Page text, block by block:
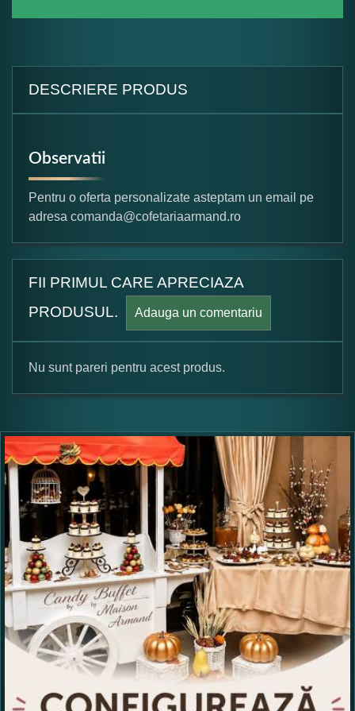
DESCRIERE PRODUS
Observatii
Pentru o oferta personalizate asteptam un email pe
adresa comanda@cofetariaarmand.ro
FII PRIMUL CARE APRECIAZA
PRODUSUL.
Adauga un comentariu
Formular pareri client
Numele dumneavoastra:
Adaugati o parere despre acest produs:
Ce nota acordati acestui produs?
2 3 4
5
Nu tocmai bun
Excelent!
Nu sunt pareri pentru acest produs.